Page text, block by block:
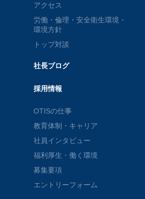
アクセス
労働・倫理・安全衛生環境・
環境方針
トップ対談
社長ブログ
採用情報
OTISの仕事
教育体制・キャリア
社員インタビュー
福利厚生・働く環境
募集要項
エントリーフォーム